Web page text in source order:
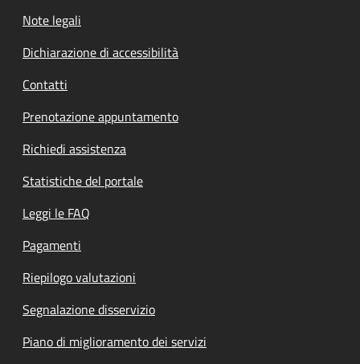
Note legali
Dichiarazione di accessibilità
Contatti
Prenotazione appuntamento
Richiedi assistenza
Statistiche del portale
Leggi le FAQ
Pagamenti
Riepilogo valutazioni
Segnalazione disservizio
Piano di miglioramento dei servizi